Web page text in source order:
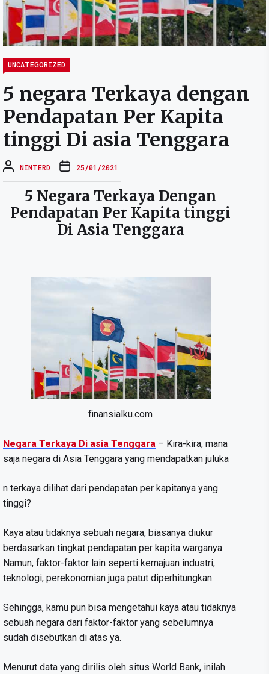
UNCATEGORIZED
5 negara Terkaya dengan
Pendapatan Per Kapita
tinggi Di asia Tenggara
NINTERD 25/01/2021
5 Negara Terkaya Dengan
Pendapatan Per Kapita tinggi
Di Asia Tenggara
finansialku.com
Negara Terkaya Di asia Tenggara – Kira-kira, mana
saja negara di Asia Tenggara yang mendapatkan juluka
n terkaya dilihat dari pendapatan per kapitanya yang
tinggi?
Kaya atau tidaknya sebuah negara, biasanya diukur
berdasarkan tingkat pendapatan per kapita warganya.
Namun, faktor-faktor lain seperti kemajuan industri,
teknologi, perekonomian juga patut diperhitungkan.
Sehingga, kamu pun bisa mengetahui kaya atau tidaknya
sebuah negara dari faktor-faktor yang sebelumnya
sudah disebutkan di atas ya.
Menurut data yang dirilis oleh situs World Bank, inilah